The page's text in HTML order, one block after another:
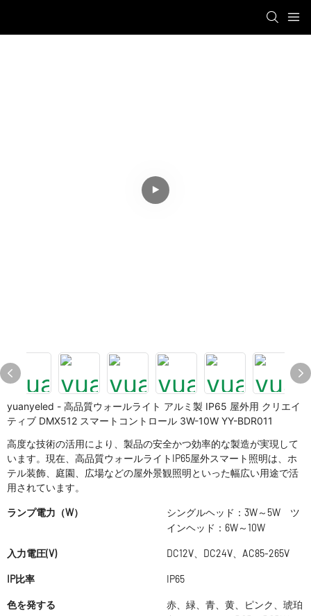
yuanyeled - 高品質ウォールライト アルミ製 IP65 屋外用 クリエイ
ティブ DMX512 スマートコントロール 3W-10W YY-BDR011
高度な技術の活用により、製品の安全かつ効率的な製造が実現して
います。現在、高品質ウォールライトIP65屋外スマート照明は、ホ
テル装飾、庭園、広場などの屋外景観照明といった幅広い用途で活
用されています。
ランプ電力（W）
シングルヘッド：3W～5W ツ
インヘッド：6W～10W
入力電圧(V) DC12V、DC24V、AC85-265V
IP比率 IP65
色を発する
赤、緑、青、黄、ピンク、琥珀